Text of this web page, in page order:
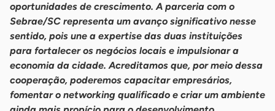
oportunidades de crescimento. A parceria com o
Sebrae/SC representa um avanço significativo nesse
sentido, pois une a expertise das duas instituições
para fortalecer os negócios locais e impulsionar a
economia da cidade. Acreditamos que, por meio dessa
cooperação, poderemos capacitar empresários,
fomentar o networking qualificado e criar um ambiente